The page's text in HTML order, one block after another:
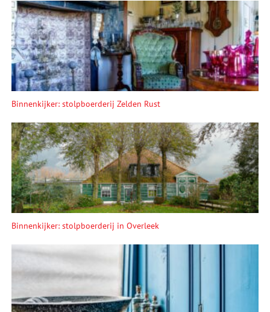
Binnenkijker: stolpboerderij Zelden Rust
Binnenkijker: stolpboerderij in Overleek